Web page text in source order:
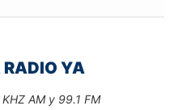
RADIO YA
AM y 99.1 FM